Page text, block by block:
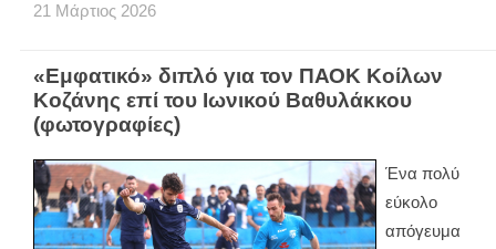
21 Μάρτιος 2026
«Εμφατικό» διπλό για τον ΠΑΟΚ Κοίλων
Κοζάνης επί του Ιωνικού Βαθυλάκκου
(φωτογραφίες)
Ένα πολύ
εύκολο
απόγευμα